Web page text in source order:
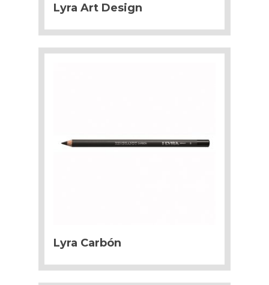
Lyra Art Design
Lyra Carbón